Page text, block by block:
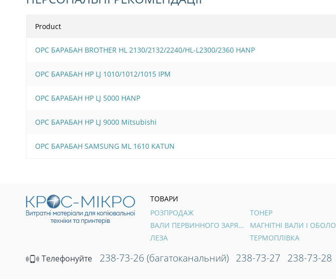
Product
OPC БАРАБАН BROTHER HL 2130/2132/2240/HL-L2300/2360 HANP
OPC БАРАБАН HP LJ 1010/1012/1015 IPM
OPC БАРАБАН HP LJ 5000 HANP
OPC БАРАБАН HP LJ 9000 Mitsubishi
OPC БАРАБАН SAMSUNG ML 1610 KATUN
ТОВАРИ
РОЗПРОДАЖ
ТОНЕР
ВАЛИ ПЕРВИННОГО ЗАРЯДУ
ЛЕЗА
ТЕРМОПЛІВКА
Телефонуйте 238-73-26 (багатоканальний) 238-73-27 238-73-28